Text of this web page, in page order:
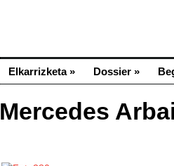
Elkarrizketa» Dossier »
Mercedes